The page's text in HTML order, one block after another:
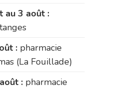
au 3 août :
: pharmacie
(La Fouillade)
: pharmacie